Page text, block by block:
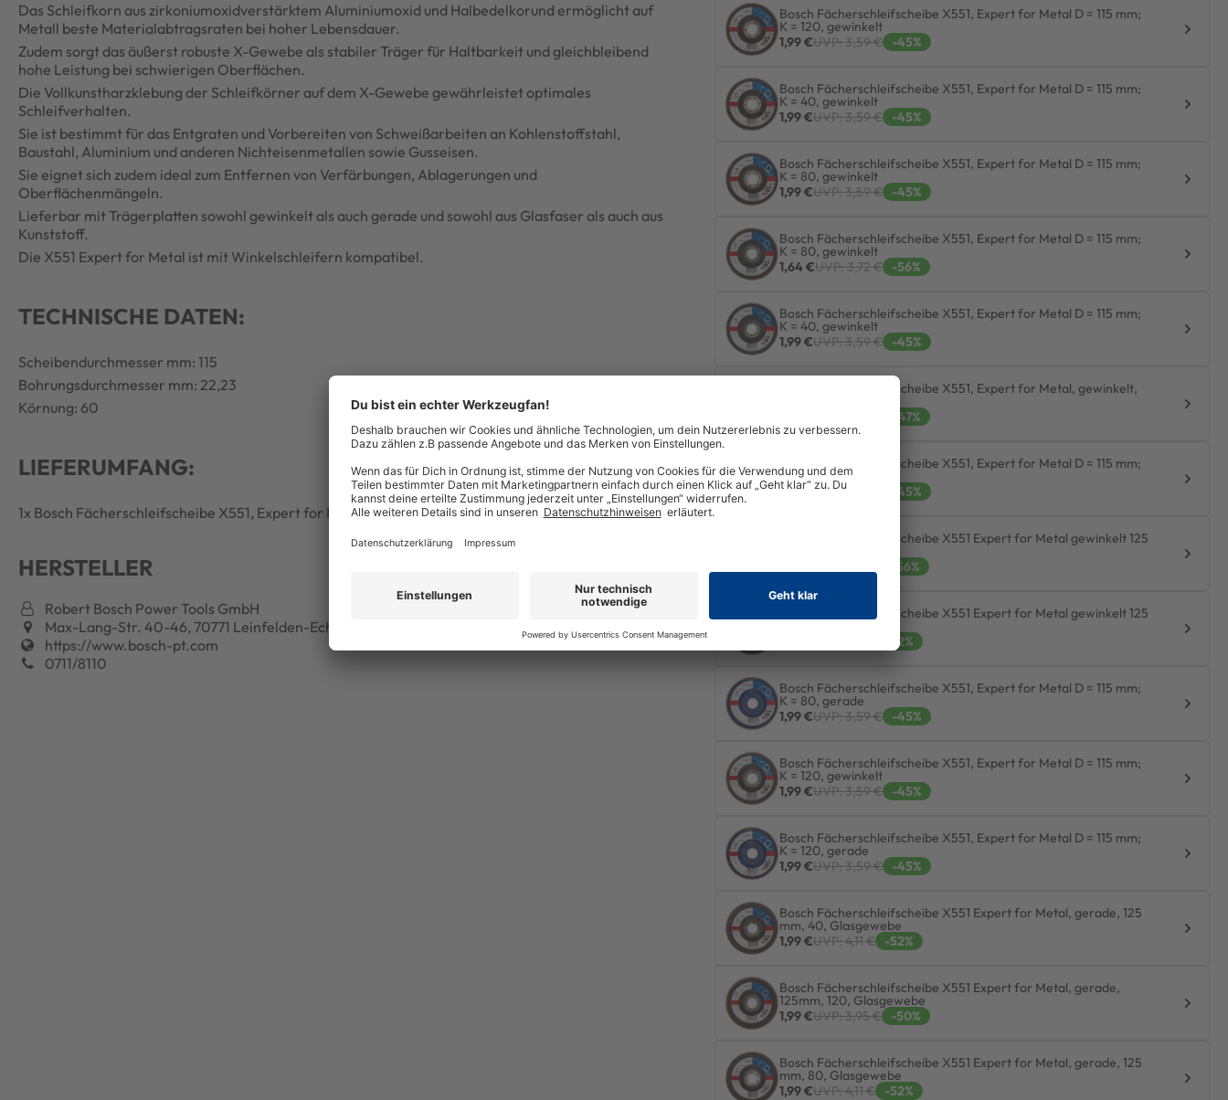
Das Schleifkorn aus zirkoniumoxidverstärktem Aluminiumoxid und Halbedelkorund ermöglicht auf
Metall beste Materialabtragsraten bei hoher Lebensdauer.
Zudem sorgt das äußerst robuste X-Gewebe als stabiler Träger für Haltbarkeit und gleichbleibend
hohe Leistung bei schwierigen Oberflächen.
Die Vollkunstharzklebung der Schleifkörner auf dem X-Gewebe gewährleistet optimales
Schleifverhalten.
Sie ist bestimmt für das Entgraten und Vorbereiten von Schweißarbeiten an Kohlenstoffstahl,
Baustahl, Aluminium und anderen Nichteisenmetallen sowie Gusseisen.
Sie eignet sich zudem ideal zum Entfernen von Verfärbungen, Ablagerungen und
Oberflächenmängeln.
Lieferbar mit Trägerplatten sowohl gewinkelt als auch gerade und sowohl aus Glasfaser als auch aus
Kunststoff.
Die X551 Expert for Metal ist mit Winkelschleifern kompatibel.
TECHNISCHE DATEN:
Scheibendurchmesser mm: 115
Bohrungsdurchmesser mm: 22,23
Körnung: 60
LIEFERUMFANG:
1x Bosch Fächerschleifscheibe X551, Expert for Metal D = 115 mm; K = 60, gewinkelt
HERSTELLER
Robert Bosch Power Tools GmbH
Max-Lang-Str. 40-46, 70771 Leinfelden-Echterdingen, Deutschland
https://www.bosch-pt.com
0711/8110
Bosch Fächerschleifscheibe X551, Expert for Metal D = 115 mm;
K = 120, gewinkelt
1,99 €UVP: 3,59 € -45%
Bosch Fächerschleifscheibe X551, Expert for Metal D = 115 mm;
K = 40, gewinkelt
1,99 €UVP: 3,59 € -45%
Bosch Fächerschleifscheibe X551, Expert for Metal D = 115 mm;
K = 80, gewinkelt
1,99 €UVP: 3,59 € -45%
Bosch Fächerschleifscheibe X551, Expert for Metal D = 115 mm;
K = 80, gewinkelt
1,64 €UVP: 3,72 € -56%
Bosch Fächerschleifscheibe X551, Expert for Metal D = 115 mm;
K = 40, gewinkelt
1,99 €UVP: 3,59 € -45%
Bosch Fächerschleifscheibe X551, Expert for Metal, gewinkelt,
-47%
Bosch Fächerschleifscheibe X551, Expert for Metal D = 115 mm;
K = 40, gerade
1,99 € UVP: 3,59 € -45%
Bosch Fächerschleifscheibe X551 Expert for Metal gewinkelt 125
-56%
Bosch Fächerschleifscheibe X551 Expert for Metal gewinkelt 125
-52%
Bosch Fächerschleifscheibe X551, Expert for Metal D = 115 mm;
K = 80, gerade
1,99 €UVP: 3,59 € -45%
Bosch Fächerschleifscheibe X551, Expert for Metal D = 115 mm;
K = 120, gewinkelt
1,99 €UVP: 3,59 € -45%
Bosch Fächerschleifscheibe X551, Expert for Metal D = 115 mm;
K = 120, gerade
1,99 €UVP: 3,59 € -45%
Bosch Fächerschleifscheibe X551 Expert for Metal, gerade, 125
mm, 40, Glasgewebe
1,99 €UVP: 4,11 € -52%
Bosch Fächerschleifscheibe X551 Expert for Metal, gerade,
125mm, 120, Glasgewebe
1,99 €UVP: 3,95 € -50%
Bosch Fächerschleifscheibe X551 Expert for Metal, gerade, 125
mm, 80, Glasgewebe
1,99 €UVP: 4,11 € -52%